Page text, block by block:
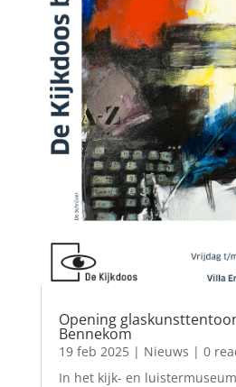
Opening
Bennekom
19 feb 2025| Nieuws | 0
In het kijk- en